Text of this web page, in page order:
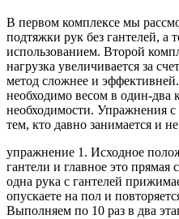
В первом комплексе мы
подтяжки рук без гантелей, а
использованием. Второй
нагрузка увеличивается за
метод сложнее и
необходимо весом в один-два
необходимости. Упражнения с
тем, кто давно занимается и
упражнение 1. Исходное
гантели и главное это прямая
одна рука с гантелей
опускаете на пол и
Выполняем по 10 раз в два